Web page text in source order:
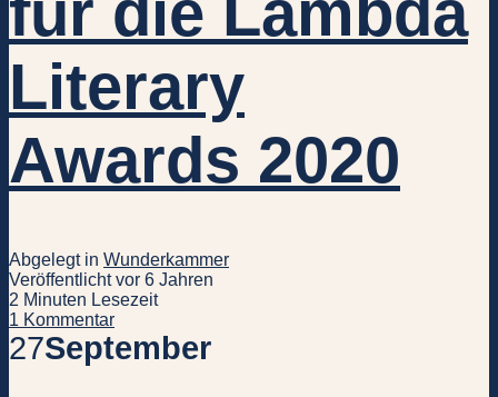
Literary
Awards 2020
Abgelegt in Wunderkammer
Veröffentlicht vor 6 Jahren
2 Minuten Lesezeit
1 Kommentar
27September